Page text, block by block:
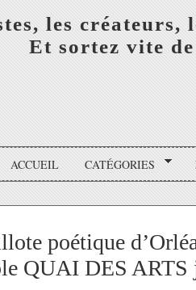
les
Et sortez vite
ACCUEIL CATÉGORIES
poétique
QUAI DES ARTS